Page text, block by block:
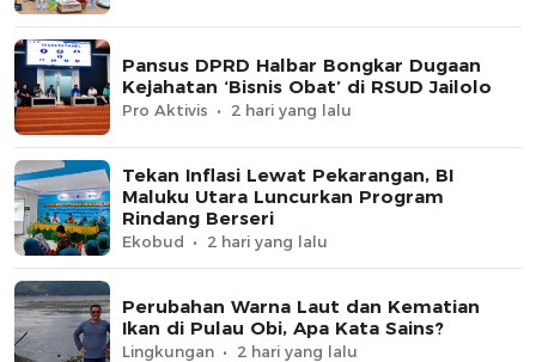
Pansus DPRD Halbar Bongkar Dugaan
Kejahatan ‘Bisnis Obat’ di RSUD Jailolo
Pro Aktivis 2 hari yang lalu
Tekan Inflasi Lewat Pekarangan, BI
Maluku Utara Luncurkan Program
Rindang Berseri
Ekobud 2 hari yang lalu
Perubahan Warna Laut dan Kematian
Ikan di Pulau Obi, Apa Kata Sains?
Lingkungan 2 hari yang lalu